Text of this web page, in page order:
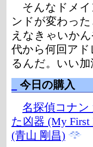
そんなドメ
ンドが変わっ
えなきゃいか
代から何回ア
るんだ。いい加
今日の購入
名探偵コナン
た凶器 (My First
(青山 剛昌)